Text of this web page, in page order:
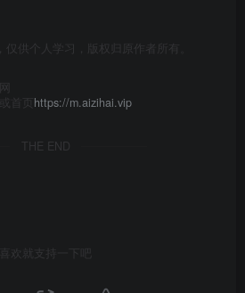
供个人学习，版权归原作者所有。
首页 https://m.aizihai.vip
THE END
喜欢就支持一下吧